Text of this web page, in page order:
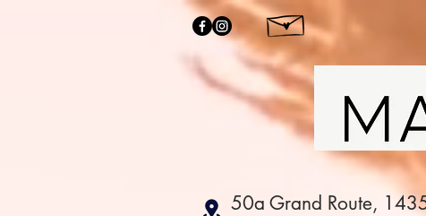
50a Grand Route,